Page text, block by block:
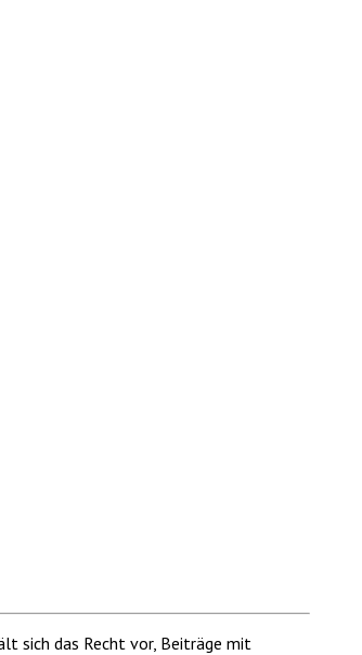
sich das Recht vor, Beiträge mit